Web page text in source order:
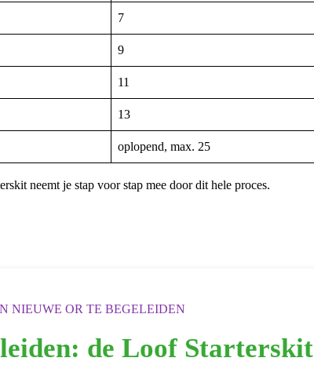
7
9
11
13
oplopend, max. 25
neemt je stap voor stap mee door dit hele proces.
NIEUWE OR TE BEGELEIDEN
de Loof Starterskit